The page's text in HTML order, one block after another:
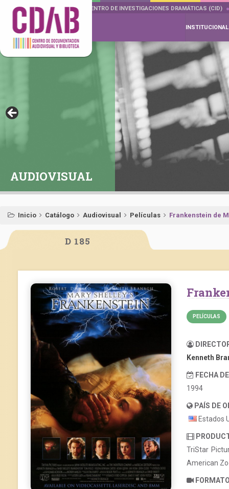
DOCUMENTA DRAMÁTICAS CENTRO DE INVESTIGACIONES DRAMÁTICAS (CID)
INSTITUCIONAL
AUDIOVISUAL
Inicio Catálogo Audiovisual Películas Frankenstein de
D 185
PELÍCULAS
Kenneth
FECHA
1994
PAÍS DE
Estados
TriStar
American